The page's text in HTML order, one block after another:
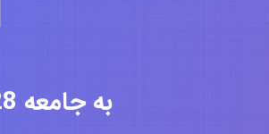
به جامعه 6328 نفری مهندسین سایت بپیوندید